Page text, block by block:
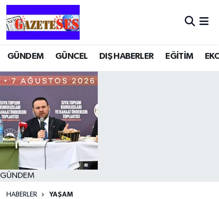
GÜNDEM GÜNCEL DIŞ HABERLER EĞİTİM
GÜNDEM
HABERLER YAŞAM